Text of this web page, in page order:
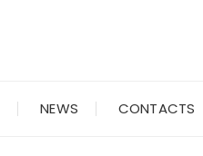
NEWS CONTACTS